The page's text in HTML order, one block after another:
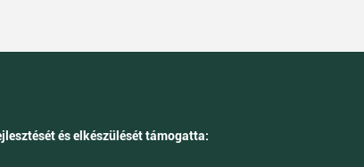
és elkészülését támogatta: